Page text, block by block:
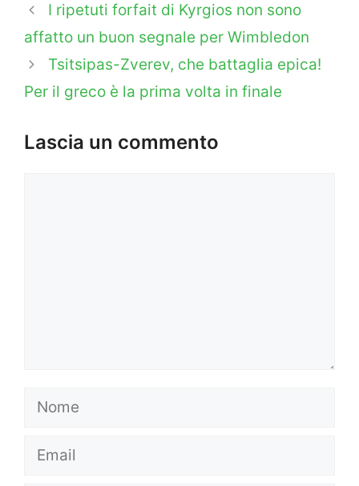
I ripetuti forfait di Kyrgios non sono
affatto un buon segnale per Wimbledon
Tsitsipas-Zverev, che battaglia epica!
Per il greco è la prima volta in finale
Lascia un commento
Nome
Email